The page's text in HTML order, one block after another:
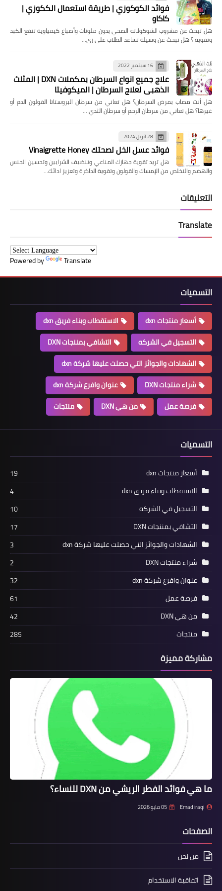
فوائد الكوكوزي | طريقة استعمال الككوزي |
كاكاو
هل تبحث عن مشروب الشوكولاته الصحي بدون ملونات وأصباغ كيمياوية تنفع الكبد
وتقوية ؟ هل تبحث عن وسيلة تساعد الطلاب على زي…
16 سبتمبر 2022
علاج جميع انواع السرطان بمكملات DXN | المثلث
الذهبي لعلاج السرطان | الميكوفيتا
هل ‏أنت مصاب بمرض السرطان؟ هل تعاني من سرطان البروستاتا القولون الدم أو
غيرها؟ ‏هل تعاني من سرطان الرحم أو سرطان الثدي …
28 أبريل 2024
فوائد عسل الخل لصحتك Vinaigrette Honey
هل تريد تقوية جهازك المناعي وتنضيف الشرايين وتحسين الجنس
والهضم والتخلص من الإمساك والقولون وتقوية الذاكرة وتعزيز ادائك…
التعليقات
Translate
Powered by Translate
التسميات
أسعار منتجات dxn
الاستقطاب وبناء فريق dxn
التسجيل في الشركه
التشافي بمننجات DXN
الشهادات والجوائز التي حصلت عليها شركة dxn
شراء منتجات DXN
عنوان وافرع شركة dxn
فرصة عمل
من هي DXN منتجات
التسميات
أسعار منتجات dxn
19
الاستقطاب وبناء فريق dxn
4
التسجيل في الشركه
10
التشافي بمننجات DXN
17
الشهادات والجوائز التي حصلت عليها شركة dxn
3
شراء منتجات DXN
2
عنوان وافرع شركة dxn
32
فرصة عمل
61
من هي DXN
42
منتجات
285
مشاركة مميزة
ما هي فوائد الفطر الريشي من DXN للنساء؟
Emad iraqi 05 مايو 2026
الصفحات
من نحن
اتفاقية الاستخدام